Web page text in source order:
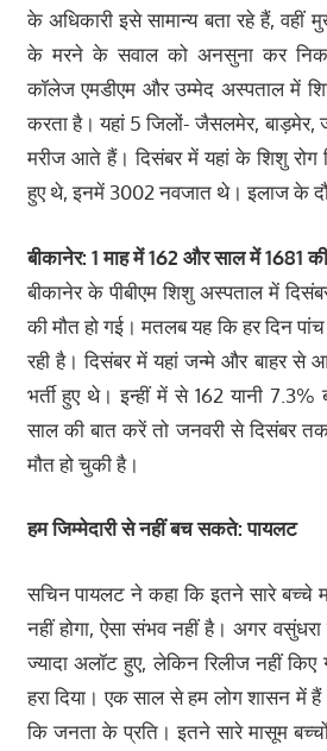
के अधिकारी इसे सामान्य बता रहे हैं, वहीं
के मरने के सवाल को अनसुना कर
कॉलेज एमडीएम और उम्मेद अस्पताल में
करता है। यहां 5 जिलों- जैसलमेर, बाड़मेर,
मरीज आते हैं। दिसंबर में यहां के शिशु रोग
हुए थे, इनमें 3002 नवजात थे। इलाज के
बीकानेर: 1 माह में 162 और साल में 1681
बीकानेर के पीबीएम शिशु अस्पताल में
की मौत हो गई। मतलब यह कि हर दिन पांच
रही है। दिसंबर में यहां जन्मे और बाहर से
भर्ती हुए थे। इन्हीं में से 162 यानी 7.3%
साल की बात करें तो जनवरी से दिसंबर
मौत हो चुकी है।
हम जिम्मेदारी से नहीं बच सकते: पायलट
सचिन पायलट ने कहा कि इतने सारे बच्चे
नहीं होगा, ऐसा संभव नहीं है। अगर
ज्यादा अलॉट हुए, लेकिन रिलीज नहीं
हरा दिया। एक साल से हम लोग शासन में हैं।
कि जनता के प्रति। इतने सारे मासूम